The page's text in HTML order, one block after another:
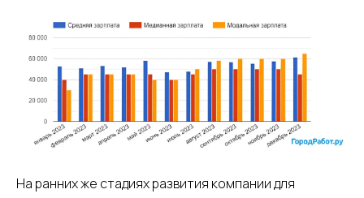
На ранних же стадиях развития компании для